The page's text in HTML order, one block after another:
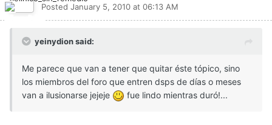
Posted January 5, 2010 at 06:13 AM
yeinydion said:
Me parece que van a tener que quitar éste tópico, sino
los miembros del foro que entren dsps de días o meses
van a ilusionarse jejeje
fue lindo mientras duró!...